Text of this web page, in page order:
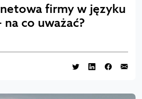
firmy w języku
co uważać?